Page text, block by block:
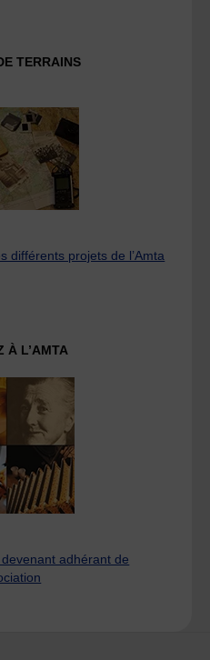
TERRAINS
différents projets de l’Amta
À L’AMTA
adhérant de